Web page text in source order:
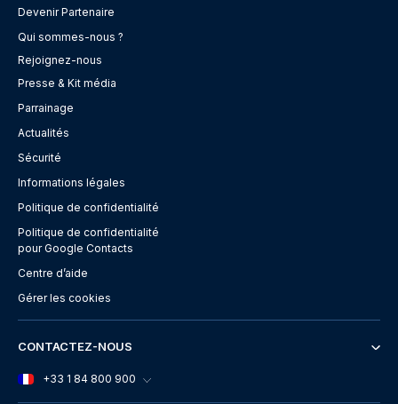
Devenir Partenaire
Qui sommes-nous ?
Rejoignez-nous
Presse & Kit média
Parrainage
Actualités
Sécurité
Informations légales
Politique de confidentialité
Politique de confidentialité
pour Google Contacts
Centre d’aide
Gérer les cookies
CONTACTEZ-NOUS
+33 1 84 800 900